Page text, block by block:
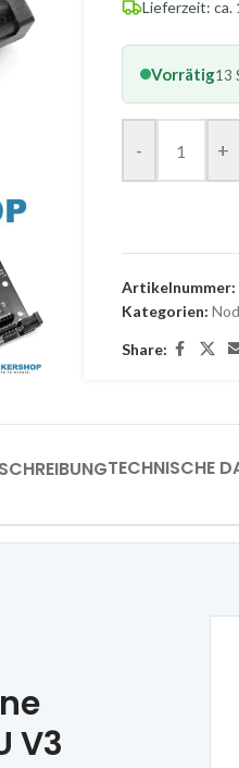
Lieferzeit: ca.
Vorrätig13
- +
Artikelnummer:
Kategorien:
Share:
TECHNISCHE
V3